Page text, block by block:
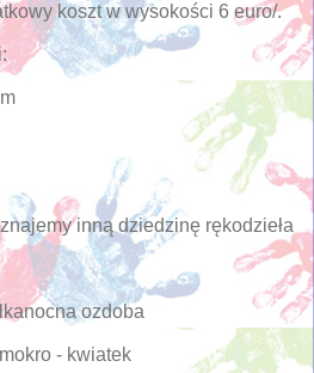
koszt w wysokości 6 euro/.
inną dziedzinę rękodzieła
ozdoba
- kwiatek